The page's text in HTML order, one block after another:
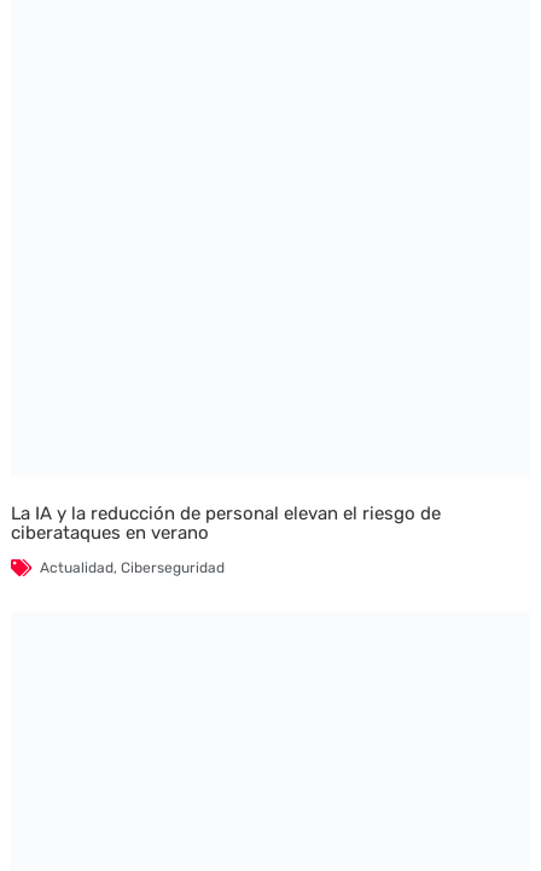
La IA y la reducción de personal elevan el riesgo de
ciberataques en verano
Actualidad, Ciberseguridad